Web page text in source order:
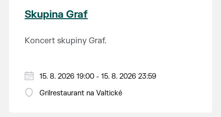
Skupina Graf
Koncert skupiny Graf.
15. 8. 2026 19:00 - 15. 8. 2026 23:59
Grilrestaurant na Valtické